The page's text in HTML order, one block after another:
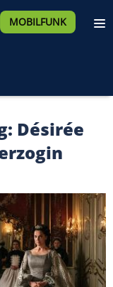
MOBILFUNK
Désirée